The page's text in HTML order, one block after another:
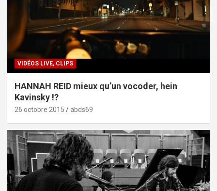
VIDÉOS LIVE, CLIPS
HANNAH REID mieux qu’un vocoder, hein
Kavinsky !?
26 octobre 2015 abds69